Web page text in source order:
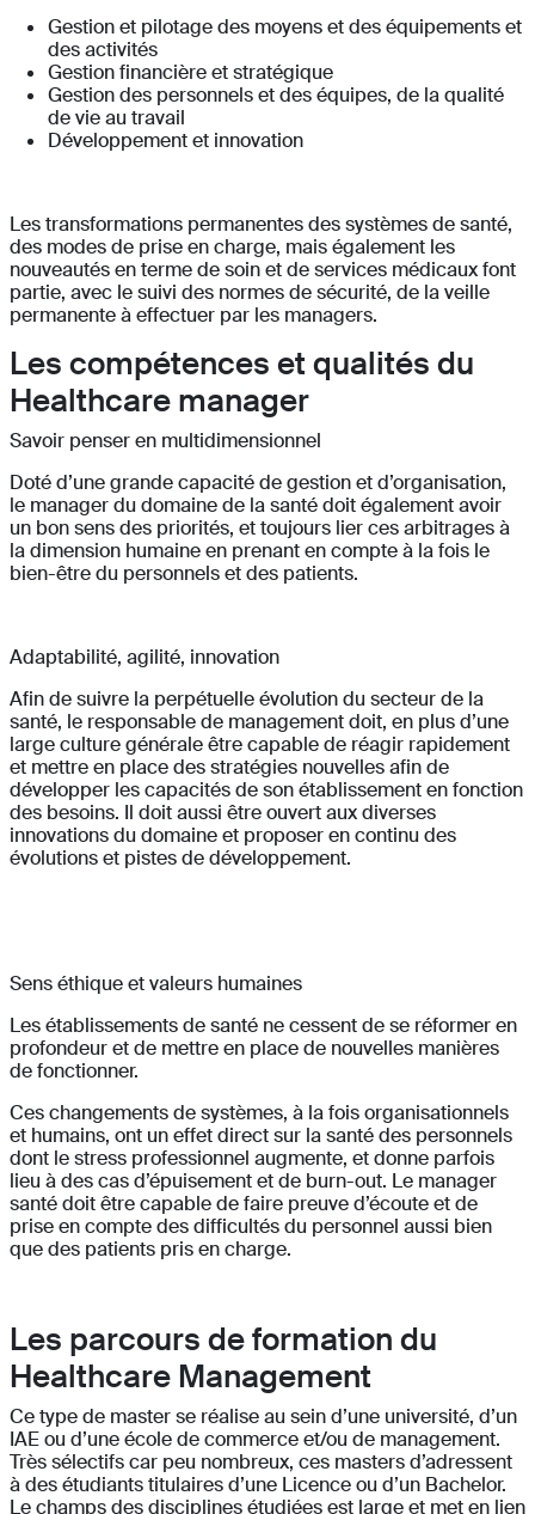
Gestion et pilotage des moyens et des équipements et
des activités
Gestion financière et stratégique
Gestion des personnels et des équipes, de la qualité
de vie au travail
Développement et innovation
Les transformations permanentes des systèmes de santé,
des modes de prise en charge, mais également les
nouveautés en terme de soin et de services médicaux font
partie, avec le suivi des normes de sécurité, de la veille
permanente à effectuer par les managers.
Les compétences et qualités du
Healthcare manager
Savoir penser en multidimensionnel
Doté d’une grande capacité de gestion et d’organisation,
le manager du domaine de la santé doit également avoir
un bon sens des priorités, et toujours lier ces arbitrages à
la dimension humaine en prenant en compte à la fois le
bien-être du personnels et des patients.
Adaptabilité, agilité, innovation
Afin de suivre la perpétuelle évolution du secteur de la
santé, le responsable de management doit, en plus d’une
large culture générale être capable de réagir rapidement
et mettre en place des stratégies nouvelles afin de
développer les capacités de son établissement en fonction
des besoins. Il doit aussi être ouvert aux diverses
innovations du domaine et proposer en continu des
évolutions et pistes de développement.
Sens éthique et valeurs humaines
Les établissements de santé ne cessent de se réformer en
profondeur et de mettre en place de nouvelles manières
de fonctionner.
Ces changements de systèmes, à la fois organisationnels
et humains, ont un effet direct sur la santé des personnels
dont le stress professionnel augmente, et donne parfois
lieu à des cas d’épuisement et de burn-out. Le manager
santé doit être capable de faire preuve d’écoute et de
prise en compte des difficultés du personnel aussi bien
que des patients pris en charge.
Les parcours de formation du
Healthcare Management
Ce type de master se réalise au sein d’une université, d’un
IAE ou d’une école de commerce et/ou de management.
Très sélectifs car peu nombreux, ces masters d’adressent
à des étudiants titulaires d’une Licence ou d’un Bachelor.
Le champs des disciplines étudiées est large et met en lien